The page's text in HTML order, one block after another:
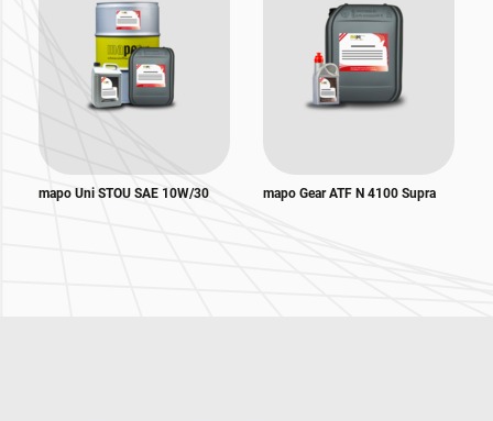
mapo Uni STOU SAE 10W/30 mapo Gear ATF N 4100 Supra